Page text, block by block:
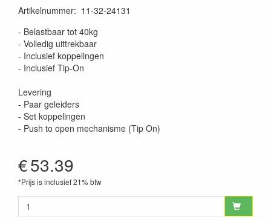
Artikelnummer: 11-32-24131
- Belastbaar tot 40kg
- Volledig uittrekbaar
- Inclusief koppelingen
- Inclusief Tip-On
Levering
- Paar geleiders
- Set koppelingen
- Push to open mechanisme (Tip On)
€53.39
*Prijs is inclusief 21% btw